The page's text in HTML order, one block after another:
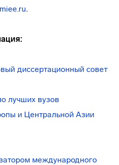
.
диссертационный совет
лучших вузов
и Центральной Азии
международного